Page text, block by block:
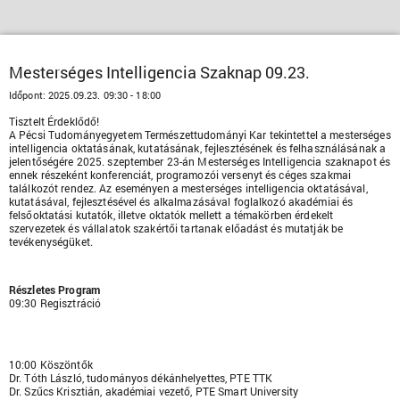
Mesterséges Intelligencia Szaknap 09.23.
Időpont:2025.09.23. 09:30 - 18:00
Tisztelt Érdeklődő!
A Pécsi Tudományegyetem Természettudományi Kar tekintettel a mesterséges
intelligencia oktatásának, kutatásának, fejlesztésének és felhasználásának a
jelentőségére 2025. szeptember 23-án Mesterséges Intelligencia szaknapot és
ennek részeként konferenciát, programozói versenyt és céges szakmai
találkozót rendez. Az eseményen a mesterséges intelligencia oktatásával,
kutatásával, fejlesztésével és alkalmazásával foglalkozó akadémiai és
felsőoktatási kutatók, illetve oktatók mellett a témakörben érdekelt
szervezetek és vállalatok szakértői tartanak előadást és mutatják be
tevékenységüket.
Részletes Program
09:30 Regisztráció
10:00 Köszöntők
Dr. Tóth László, tudományos dékánhelyettes, PTE TTK
Dr. Szűcs Krisztián, akadémiai vezető, PTE Smart University